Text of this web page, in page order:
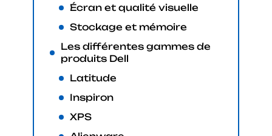
Écran et qualité visuelle
Stockage et mémoire
Les différentes gammes de
produits Dell
Latitude
Inspiron
XPS